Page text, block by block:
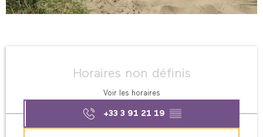
Horaires non définis
Voir les horaires
+33 3 91 21 19 ▒▒